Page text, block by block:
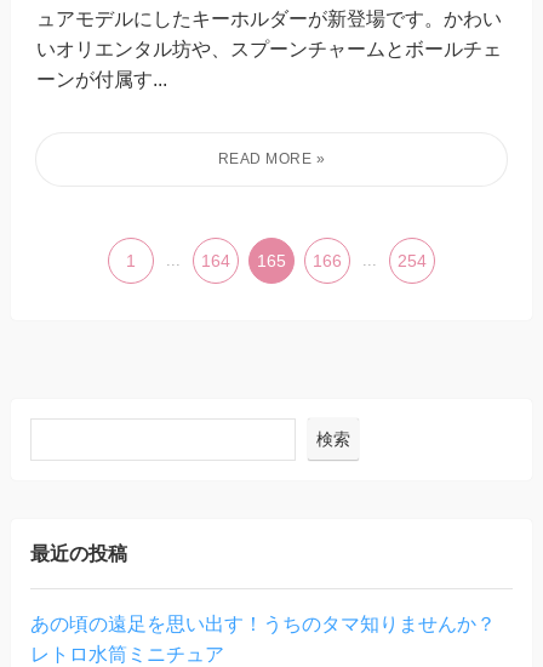
ュアモデルにしたキーホルダーが新登場です。かわい
いオリエンタル坊や、スプーンチャームとボールチェ
ーンが付属す...
1 164 165 166 254
検索
最近の投稿
あの頃の遠足を思い出す！うちのタマ知りませんか？
レトロ水筒ミニチュア